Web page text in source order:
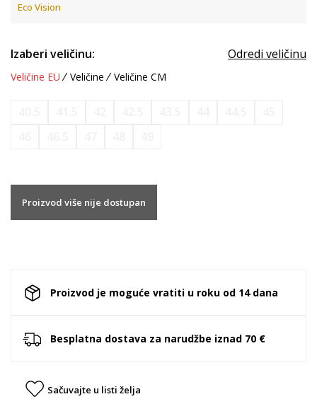
Eco Vision
Izaberi veličinu: Odredi veličinu
Veličine EU Veličine Veličine CM
Proizvod više nije dostupan
Proizvod je moguće vratiti u roku od 14 dana
Besplatna dostava za narudžbe iznad 70 €
Sačuvajte u listi želja